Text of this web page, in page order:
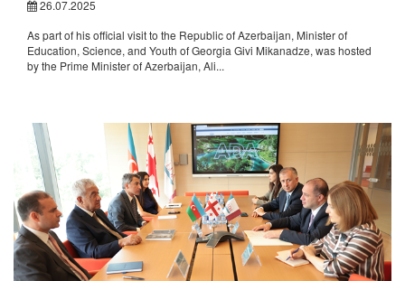
26.07.2025
As part of his official visit to the Republic of Azerbaijan, Minister of
Education, Science, and Youth of Georgia Givi Mikanadze, was hosted
by the Prime Minister of Azerbaijan, Ali...